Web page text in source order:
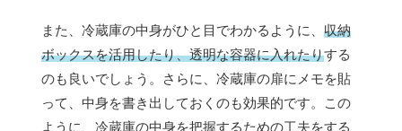
また、冷蔵庫の中身がひと目でわかるように、 収納
ボックスを活用したり、透明な容器に入れたりする
のも良いでしょう。さらに、冷蔵庫の扉にメモを貼
って、中身を書き出しておくのも効果的です。この
ように、冷蔵庫の中身を把握するための工夫をする